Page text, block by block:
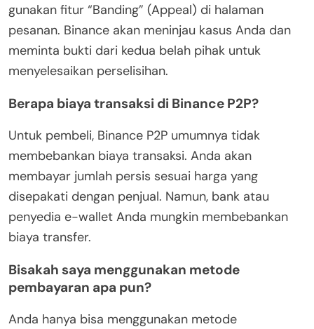
gunakan fitur “Banding” (Appeal) di halaman
pesanan. Binance akan meninjau kasus Anda dan
meminta bukti dari kedua belah pihak untuk
menyelesaikan perselisihan.
Berapa biaya transaksi di Binance P2P?
Untuk pembeli, Binance P2P umumnya tidak
membebankan biaya transaksi. Anda akan
membayar jumlah persis sesuai harga yang
disepakati dengan penjual. Namun, bank atau
penyedia e-wallet Anda mungkin membebankan
biaya transfer.
Bisakah saya menggunakan metode
pembayaran apa pun?
Anda hanya bisa menggunakan metode